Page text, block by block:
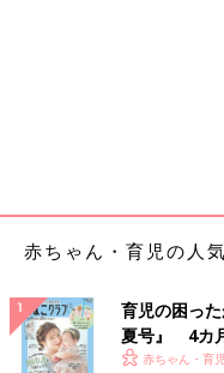
赤ちゃん・育児の人
育児の困っ
夏号』 4カ
いっぱい！
赤ちゃん・育